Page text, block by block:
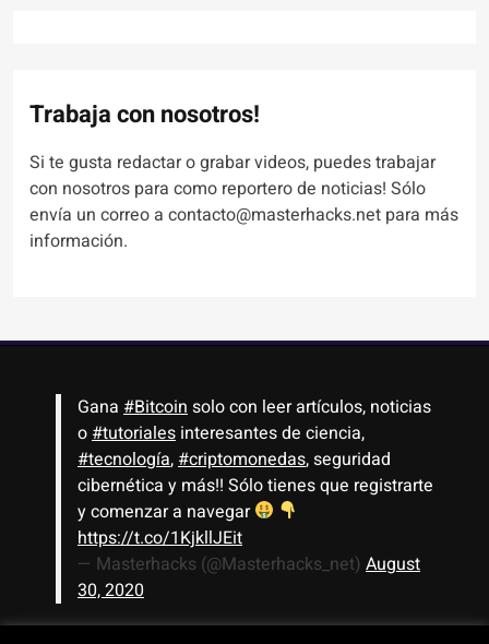
Trabaja con nosotros!
Si te gusta redactar o grabar videos, puedes trabajar
con nosotros para como reportero de noticias! Sólo
envía un correo a contacto@masterhacks.net para más
información.
Gana #Bitcoin solo con leer artículos, noticias
o #tutoriales interesantes de ciencia,
#tecnología, #criptomonedas, seguridad
cibernética y más!! Sólo tienes que registrarte
y comenzar a navegar
https://t.co/1KjkllJEit
— Masterhacks (@Masterhacks_net) August
30, 2020